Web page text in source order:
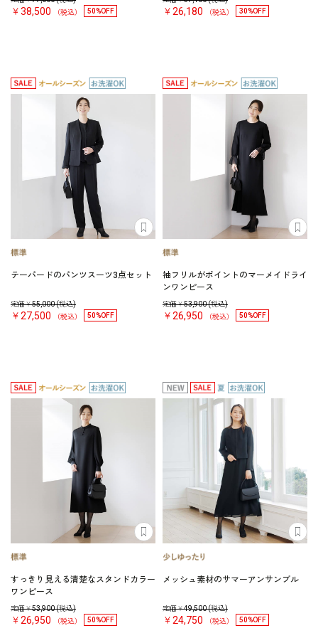
￥38,500 （税込） 50%OFF ￥26,180 （税込） 30%OFF
テーパードのパンツスーツ3点セット
定価￥55,000(税込)
￥27,500 （税込） 50%OFF
袖フリルがポイントのマーメイドライ
ンワンピース
定価￥53,900(税込)
￥26,950 （税込） 50%OFF
すっきり見える清楚なスタンドカラー
ワンピース
定価￥53,900(税込)
￥26,950 （税込） 50%OFF
メッシュ素材のサマーアンサンブル
定価￥49,500(税込)
￥24,750 （税込） 50%OFF